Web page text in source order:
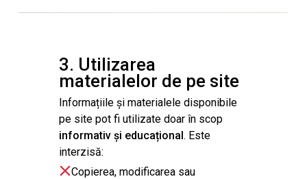
3. Utilizarea
materialelor de pe site
Informațiile și materialele disponibile
pe site pot fi utilizate doar în scop
informativ și educațional. Este
interzisă:
Copierea, modificarea sau